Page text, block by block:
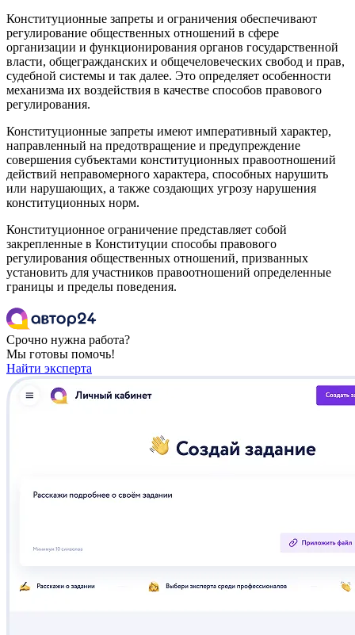
Конституционные запреты и ограничения обеспечивают
регулирование общественных отношений в сфере
организации и функционирования органов государственной
власти, общегражданских и общечеловеческих свобод и прав,
судебной системы и так далее. Это определяет особенности
механизма их воздействия в качестве способов правового
регулирования.
Конституционные запреты имеют императивный характер,
направленный на предотвращение и предупреждение
совершения субъектами конституционных правоотношений
действий неправомерного характера, способных нарушить
или нарушающих, а также создающих угрозу нарушения
конституционных норм.
Конституционное ограничение представляет собой
закрепленные в Конституции способы правового
регулирования общественных отношений, призванных
установить для участников правоотношений определенные
границы и пределы поведения.
Срочно нужна работа?
Мы готовы помочь!
Найти эксперта